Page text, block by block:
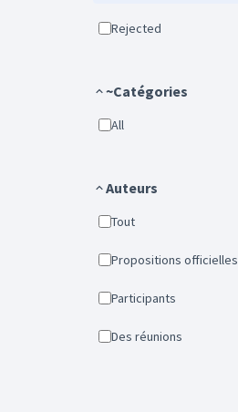
Rejected
~Catégories
All
Auteurs
Tout
Propositions officielles
Participants
Des réunions